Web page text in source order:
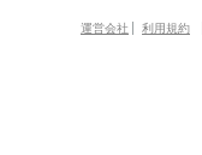
運営会社 利用規約